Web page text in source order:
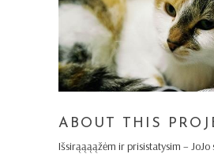
ABOUT THIS
Išsirąąąąžėm ir prisistatysim – JoJo